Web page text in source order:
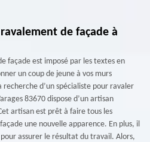
de façade à
façade est imposé par les textes en
un coup de jeune à vos murs
recherche d’un spécialiste pour ravaler
83670 dispose d’un artisan
artisan est prêt à faire tous les
une nouvelle apparence. En plus, il
assurer le résultat du travail. Alors,